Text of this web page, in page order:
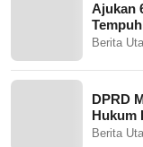
Ajukan
Berita
DPRD
Hukum
Berita